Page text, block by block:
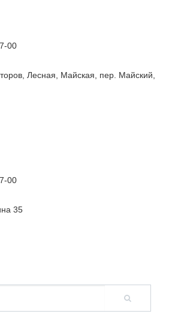
00
Лесная, Майская, пер. Майский,
00
35